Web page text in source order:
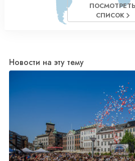
ПОСМОТРЕТЬ
СПИСОК
Новости на эту тему